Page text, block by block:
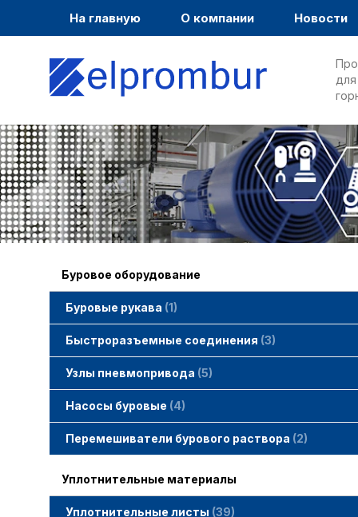
На главную О компании Новости
Буровое оборудование
Буровые рукава 1
Быстроразъемные соединения 3
Узлы пневмопривода 5
Насосы буровые 4
Перемешиватели бурового раствора 2
Уплотнительные материалы
Уплотнительные листы 39